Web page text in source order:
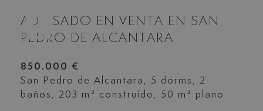
ADOSADO EN VENTA EN SAN
PEDRO DE ALCANTARA
850.000 €
San Pedro de Alcantara, 5 dorms, 2
baños, 203 m² construído, 50 m² plano